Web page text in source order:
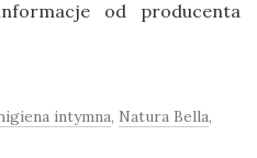
od producenta
intymna, Natura Bella,